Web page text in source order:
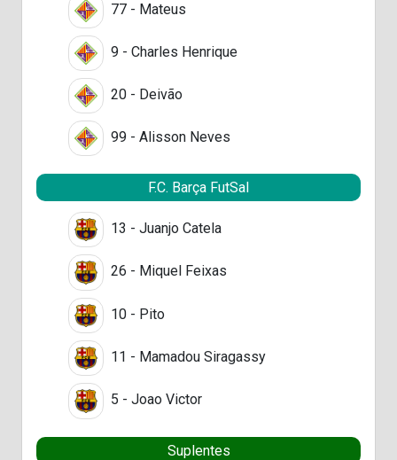
77 - Mateus
9 - Charles Henrique
20 - Deivão
99 - Alisson Neves
F.C. Barça FutSal
13 - Juanjo Catela
26 - Miquel Feixas
10 - Pito
11 - Mamadou Siragassy
5 - Joao Victor
Suplentes